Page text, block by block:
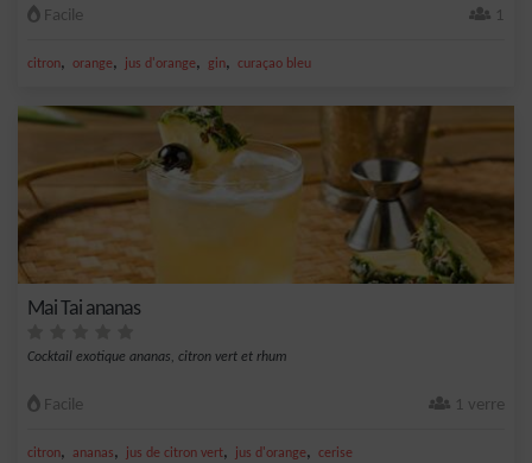
Facile 1
citron, orange, jus d'orange, gin, curaçao bleu
Mai Tai ananas
Cocktail exotique ananas, citron vert et rhum
Facile 1 verre
citron, ananas, jus de citron vert, jus d'orange, cerise